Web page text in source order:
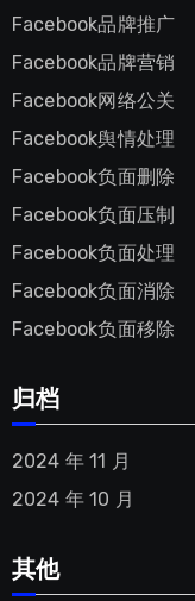
Facebook品牌推广
Facebook品牌营销
Facebook网络公关
Facebook舆情处理
Facebook负面删除
Facebook负面压制
Facebook负面处理
Facebook负面消除
Facebook负面移除
归档
2024 年 11 月
2024 年 10 月
其他